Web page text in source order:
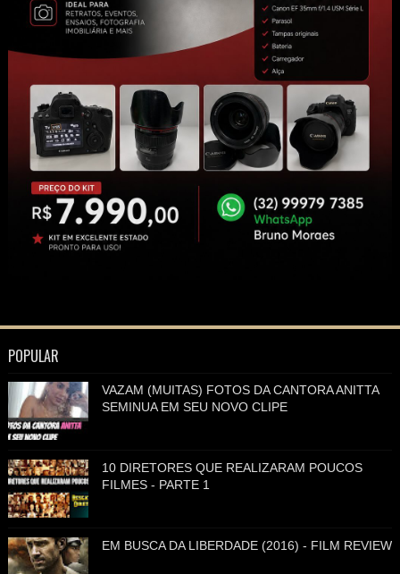
POPULAR
VAZAM (MUITAS) FOTOS DA CANTORA ANITTA
SEMINUA EM SEU NOVO CLIPE
10 DIRETORES QUE REALIZARAM POUCOS
FILMES - PARTE 1
EM BUSCA DA LIBERDADE (2016) - FILM REVIEW